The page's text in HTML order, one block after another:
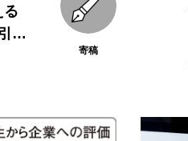
る
き
寄稿